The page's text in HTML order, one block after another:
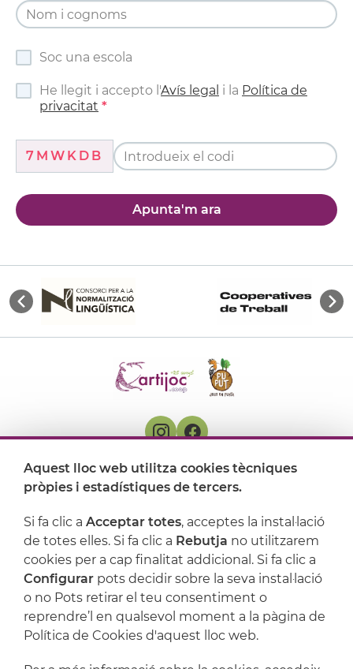
Soc una escola
He llegit i accepto l'Avís legal i la Política de
privacitat
7MWKDB
Apunta'm ara
On ens trobem
Suport
Aquest lloc web utilitza cookies tècniques
pròpies i estadístiques de tercers.
Si fa clic a Acceptar totes, acceptes la instal·lació
de totes elles. Si fa clic a Rebutja no utilitzarem
cookies per a cap finalitat addicional. Si fa clic a
Configurar pots decidir sobre la seva instal·lació
o no Pots retirar el teu consentiment o
reprendre’l en qualsevol moment a la pàgina de
Política de Cookies d'aquest lloc web.